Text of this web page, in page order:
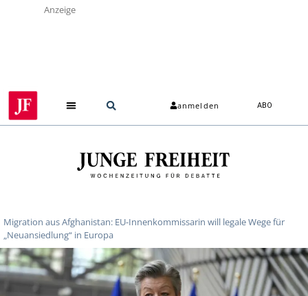
Anzeige
anmelden ABO
Migration aus Afghanistan: EU-Innenkommissarin will legale Wege für
„Neuansiedlung“ in Europa